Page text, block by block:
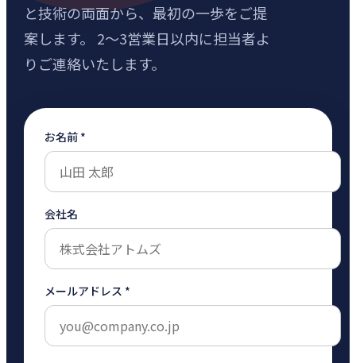
と技術の両面から、最初の一歩をご提
案します。 2〜3営業日以内に担当者よ
りご連絡いたします。
お名前 *
会社名
メールアドレス *